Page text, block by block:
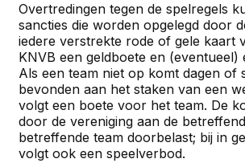
Overtredingen tegen de spelregels
sancties die worden opgelegd door
iedere verstrekte rode of gele kaart
KNVB een geldboete en (eventueel)
Als een team niet op komt dagen of
bevonden aan het staken van een
volgt een boete voor het team. De
door de vereniging aan de
betreffende team doorbelast; bij in
volgt ook een speelverbod.